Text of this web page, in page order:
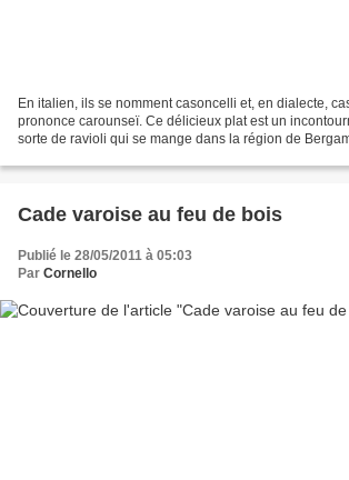
En italien, ils se nomment casoncelli et, en dialecte,
prononce carounseï. Ce délicieux plat est un
sorte de ravioli qui se mange dans la région de
Cade varoise au feu de bois
Publié le 28/05/2011 à 05:03
Par Cornello